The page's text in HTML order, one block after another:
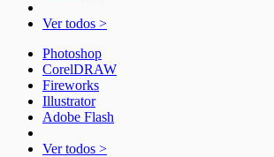
Ver todos >
Photoshop
CorelDRAW
Fireworks
Illustrator
Adobe Flash
Ver todos >